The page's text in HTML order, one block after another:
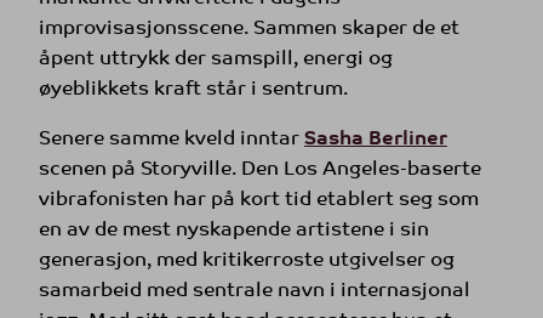
improvisasjonsscene. Sammen skaper de et
åpent uttrykk der samspill, energi og
øyeblikkets kraft står i sentrum.
Senere samme kveld inntar Sasha Berliner
scenen på Storyville. Den Los Angeles-baserte
vibrafonisten har på kort tid etablert seg som
en av de mest nyskapende artistene i sin
generasjon, med kritikerroste utgivelser og
samarbeid med sentrale navn i internasjonal